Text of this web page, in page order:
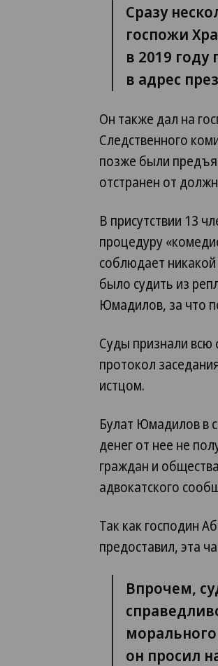
Сразу
госпожи
в 2019 году
в адрес
Он также дал на
Следственного
позже были
отстранен от
В присутствии 13
процедуру
соблюдает
было судить из
Юмадилов, за что
Суды признали всю
протокол
истцом.
Булат Юмадилов в
денег от нее не
граждан и
адвокатского
Так как господин
предоставил, эта
Впрочем,
он просил